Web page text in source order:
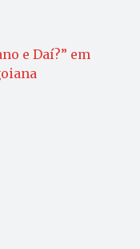
e Daí?” em